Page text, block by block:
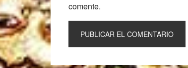
comente.